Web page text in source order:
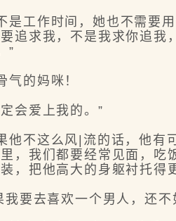
作时间，她也不需要用
追求我，不是我求你追我
”
的妈咪！
会爱上我的。”
不这么风|流的话，他有
我们都要经常见面，吃
，把他高大的身躯衬托得
去喜欢一个男人，还不